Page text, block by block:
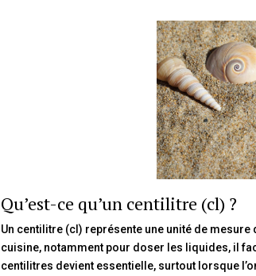
Qu’est-ce qu’un centilitre (cl) ?
Un centilitre (cl) représente une unité de
cuisine, notamment pour doser les liquides, il
centilitres devient essentielle, surtout lorsque